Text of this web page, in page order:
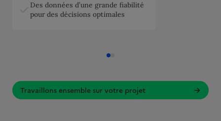
Des données d’une grande fiabilité
pour des décisions optimales
Travaillons ensemble sur votre projet